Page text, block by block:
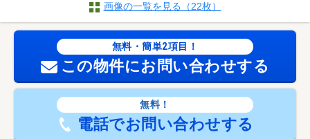
画像の一覧を見る（22枚）
無料・簡単2項目！
この物件にお問い合わせする
無料！
電話でお問い合わせする